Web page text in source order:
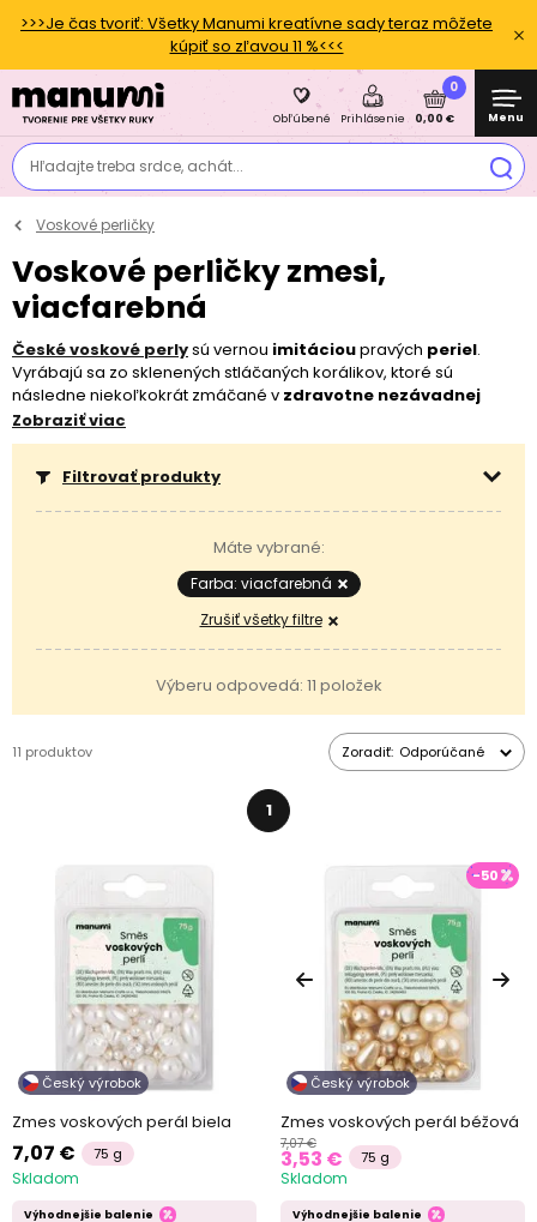
>>>Je čas tvoriť: Všetky Manumi kreatívne sady teraz môžete
kúpiť so zľavou 11 %<<<
Hľadajte treba srdce, achát...
Obľúbené Prihlásenie
0
0,00 € Menu
Voskové perličky
Voskové perličky zmesi,
viacfarebná
České voskové perlysú vernou imitácioupravých periel.
Vyrábajú sa zo sklenených stláčaných korálikov, ktoré sú
následne niekoľkokrát zmáčané v zdravotne nezávadnej
farebnej emulzii a ochrannom laku. Zmesi voskových periel sú
ideálnym materiálom navýrobu vianočných dekoráciía
anjelici
magické perly.
Zobraziť viac
Filtrovať produkty
Máte vybrané:
Farba: viacfarebná
Zrušiť všetky filtre
Výberu odpovedá: 11 položek
11 produktov Zoradiť: Odporúčané
1
Český výrobok
Zmes voskových perál biela
7,07 € 75 g
Skladom
Výhodnejšie balenie
Český výrobok
-50
Zmes voskových perál béžová
7,07 €
3,53 € 75 g
Skladom
Výhodnejšie balenie